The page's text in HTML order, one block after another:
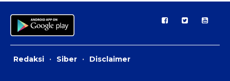
Redaksi · Siber · Disclaimer